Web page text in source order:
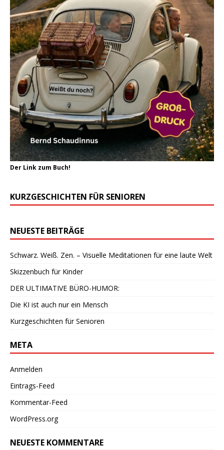
Der Link zum Buch!
KURZGESCHICHTEN FÜR SENIOREN
NEUESTE BEITRÄGE
Schwarz. Weiß. Zen. – Visuelle Meditationen für eine laute Welt
Skizzenbuch für Kinder
DER ULTIMATIVE BÜRO-HUMOR:
Die KI ist auch nur ein Mensch
Kurzgeschichten für Senioren
META
Anmelden
Eintrags-Feed
Kommentar-Feed
WordPress.org
NEUESTE KOMMENTARE